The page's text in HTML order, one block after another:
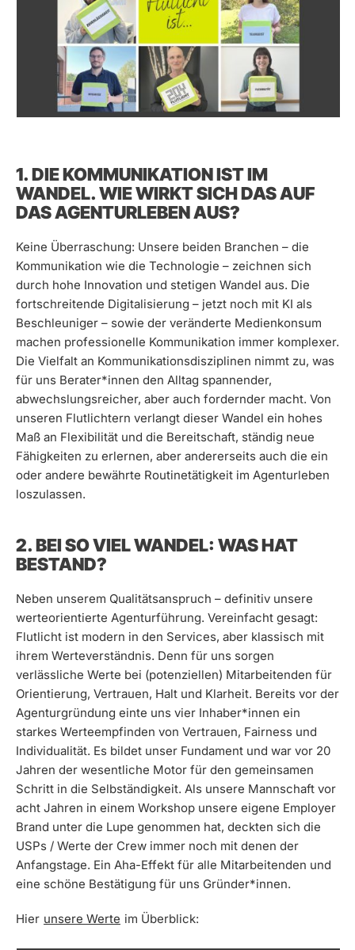
1. DIE KOMMUNIKATION IST IM
WANDEL. WIE WIRKT SICH DAS AUF
DAS AGENTURLEBEN AUS?
Keine Überraschung: Unsere beiden Branchen – die
Kommunikation wie die Technologie – zeichnen sich
durch hohe Innovation und stetigen Wandel aus. Die
fortschreitende Digitalisierung – jetzt noch mit KI als
Beschleuniger – sowie der veränderte Medienkonsum
machen professionelle Kommunikation immer komplexer.
Die Vielfalt an Kommunikationsdisziplinen nimmt zu, was
für uns Berater*innen den Alltag spannender,
abwechslungsreicher, aber auch fordernder macht. Von
unseren Flutlichtern verlangt dieser Wandel ein hohes
Maß an Flexibilität und die Bereitschaft, ständig neue
Fähigkeiten zu erlernen, aber andererseits auch die ein
oder andere bewährte Routinetätigkeit im Agenturleben
loszulassen.
2. BEI SO VIEL WANDEL: WAS HAT
BESTAND?
Neben unserem Qualitätsanspruch – definitiv unsere
werteorientierte Agenturführung. Vereinfacht gesagt:
Flutlicht ist modern in den Services, aber klassisch mit
ihrem Werteverständnis. Denn für uns sorgen
verlässliche Werte bei (potenziellen) Mitarbeitenden für
Orientierung, Vertrauen, Halt und Klarheit. Bereits vor der
Agenturgründung einte uns vier Inhaber*innen ein
starkes Werteempfinden von Vertrauen, Fairness und
Individualität. Es bildet unser Fundament und war vor 20
Jahren der wesentliche Motor für den gemeinsamen
Schritt in die Selbständigkeit. Als unsere Mannschaft vor
acht Jahren in einem Workshop unsere eigene Employer
Brand unter die Lupe genommen hat, deckten sich die
USPs / Werte der Crew immer noch mit denen der
Anfangstage. Ein Aha-Effekt für alle Mitarbeitenden und
eine schöne Bestätigung für uns Gründer*innen.
Hier unsere Werte im Überblick: